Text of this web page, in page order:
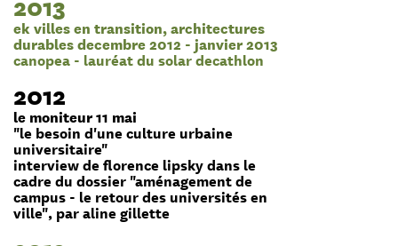
ek villes en transition, architectures
durables decembre 2012 - janvier 2013
canopea - lauréat du solar decathlon
2012
le moniteur 11 mai
"le besoin d'une culture urbaine
universitaire"
interview de florence lipsky dans le
cadre du dossier "aménagement de
campus - le retour des universités en
ville", par aline gillette